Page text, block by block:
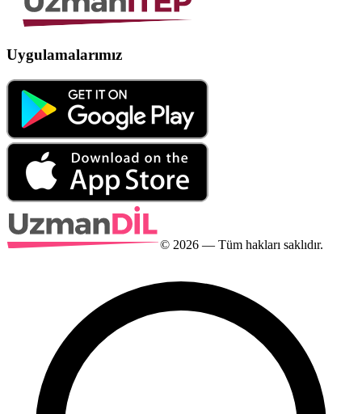
Uygulamalarımız
© 2026 — Tüm hakları saklıdır.